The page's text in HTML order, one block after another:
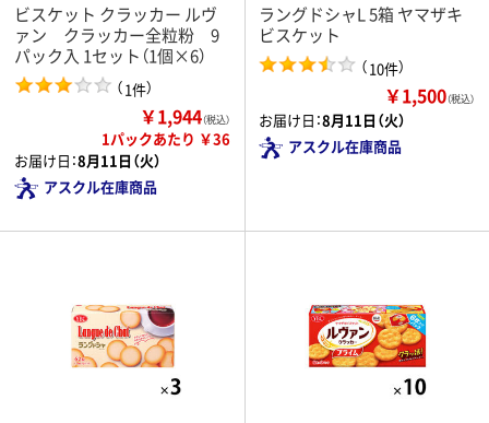
ビスケット クラッカー ルヴ
ァン クラッカー全粒粉 9
パック入 1セット（1個×6）
（1件）
￥1,944（税込）
1パックあたり ￥36
お届け日：8月11日（火）
アスクル在庫商品
ラングドシャL 5箱 ヤマザキ
ビスケット
（10件）
￥1,500（税込）
お届け日：8月11日（火）
アスクル在庫商品